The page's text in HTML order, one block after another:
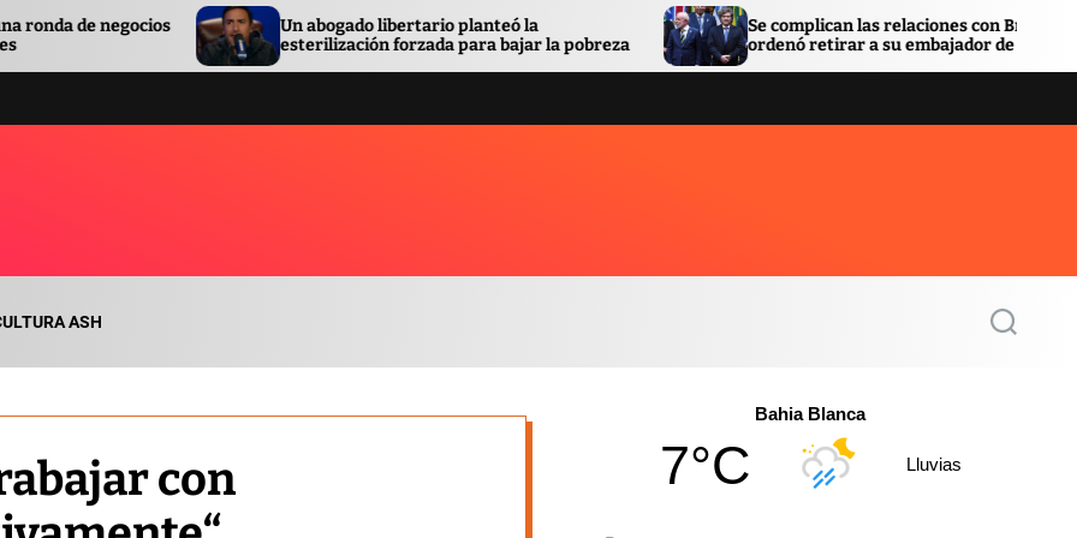
Un abogado libertario planteó la
esterilización forzada para bajar la pobreza
Se complican las relaciones con Brasil: Lula
ordenó retirar a su embajador de Argentina
ASH
S
con
Bahia Blanca
7°C Lluvias